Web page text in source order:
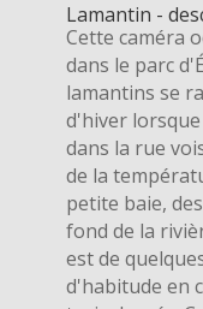
Lamantin -
Cette caméra
dans le parc
lamantins se
d'hiver
dans la rue
de la
petite baie,
fond de la
est de
d'habitude en